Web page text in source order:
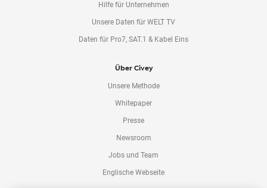
Hilfe für Unternehmen
Unsere Daten für WELT TV
Daten für Pro7, SAT.1 & Kabel Eins
Über Civey
Unsere Methode
Whitepaper
Presse
Newsroom
Jobs und Team
Englische Webseite